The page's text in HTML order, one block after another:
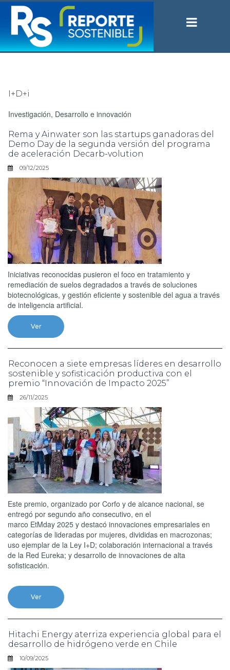
I+D+i
Investigación, Desarrollo e innovación
Rema y Ainwater son las startups ganadoras del
Demo Day de la segunda versión del programa
de aceleración Decarb-volution
09/12/2025
Iniciativas reconocidas pusieron el foco en tratamiento y
remediación de suelos degradados a través de soluciones
biotecnológicas, y gestión eficiente y sostenible del agua a través
de inteligencia artificial.
Ver
Reconocen a siete empresas líderes en desarrollo
sostenible y sofisticación productiva con el
premio “Innovación de Impacto 2025”
26/11/2025
Este premio, organizado por Corfo y de alcance nacional, se
entregó por segundo año consecutivo, en el
marco EtMday 2025 y destacó innovaciones empresariales en
categorías de lideradas por mujeres, divididas en macrozonas;
uso ejemplar de la Ley I+D; colaboración internacional a través
de la Red Eureka; y desarrollo de innovaciones de alta
sofisticación.
Ver
Hitachi Energy aterriza experiencia global para el
desarrollo de hidrógeno verde en Chile
10/09/2025